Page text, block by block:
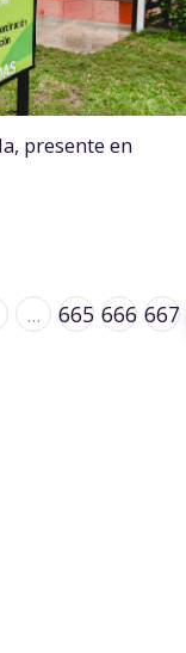
presente en
... 665 666 667